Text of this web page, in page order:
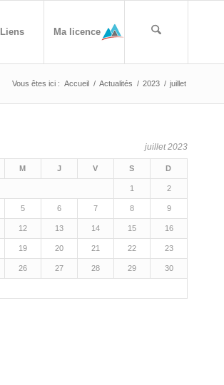
Liens Ma licence
Vous êtes ici : Accueil / Actualités / 2023 / juillet
juillet 2023
M J V S D
1 2
5 6 7 8 9
12 13 14 15 16
19 20 21 22 23
26 27 28 29 30